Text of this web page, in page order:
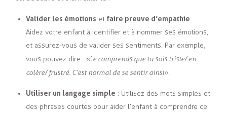
Valider les émotions etfaire preuve d’empathie :
Aidez votre enfant à identifier et à nommer ses émotions,
et assurez-vous de valider ses sentiments. Par exemple,
vous pouvez dire : « Je comprends que tu sois triste/ en
colère/ frustré. C’est normal de se sentir ainsi».
Utiliser un langage simple : Utilisez des mots simples et
des phrases courtes pour aider l’enfant à comprendre ce